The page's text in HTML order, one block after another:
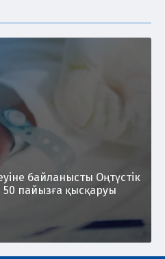
байланысты Оңтүстік
пайызға қысқаруы